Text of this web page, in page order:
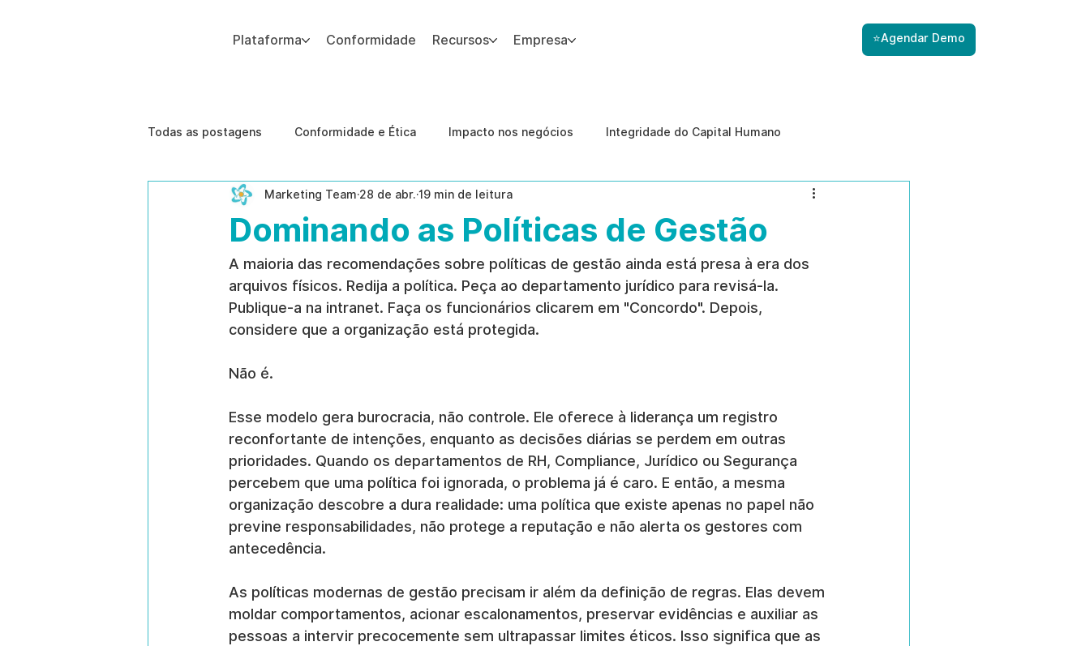
Plataforma Conformidade Recursos Empresa ⭐Agendar Demo
Todas as postagens Conformidade e Ética Impacto nos negócios Integridade do Capital Humano
Segurança Corporativa Tecnologia Estudos de caso Gestão de Riscos com IA
Melhores Práticas Ameaças Internas Ética da IA revenção de ameaças internas Prevenção de ameaças internas
gestão de riscos humanos
Dominando as Políticas de Gestão
Marketing Team 28 de abr. 19 min de leitura
A maioria das recomendações sobre políticas de gestão ainda está presa à era dos
arquivos físicos. Redija a política. Peça ao departamento jurídico para revisá-la.
Publique-a na intranet. Faça os funcionários clicarem em "Concordo". Depois,
considere que a organização está protegida.
Não é.
Esse modelo gera burocracia, não controle. Ele oferece à liderança um registro
reconfortante de intenções, enquanto as decisões diárias se perdem em outras
prioridades. Quando os departamentos de RH, Compliance, Jurídico ou Segurança
percebem que uma política foi ignorada, o problema já é caro. E então, a mesma
organização descobre a dura realidade: uma política que existe apenas no papel não
previne responsabilidades, não protege a reputação e não alerta os gestores com
antecedência.
As políticas modernas de gestão precisam ir além da definição de regras. Elas devem
moldar comportamentos, acionar escalonamentos, preservar evidências e auxiliar as
pessoas a intervir precocemente sem ultrapassar limites éticos. Isso significa que as